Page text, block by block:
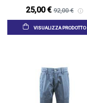
25,00 € 92,00 €
VISUALIZZA PRODOTTO